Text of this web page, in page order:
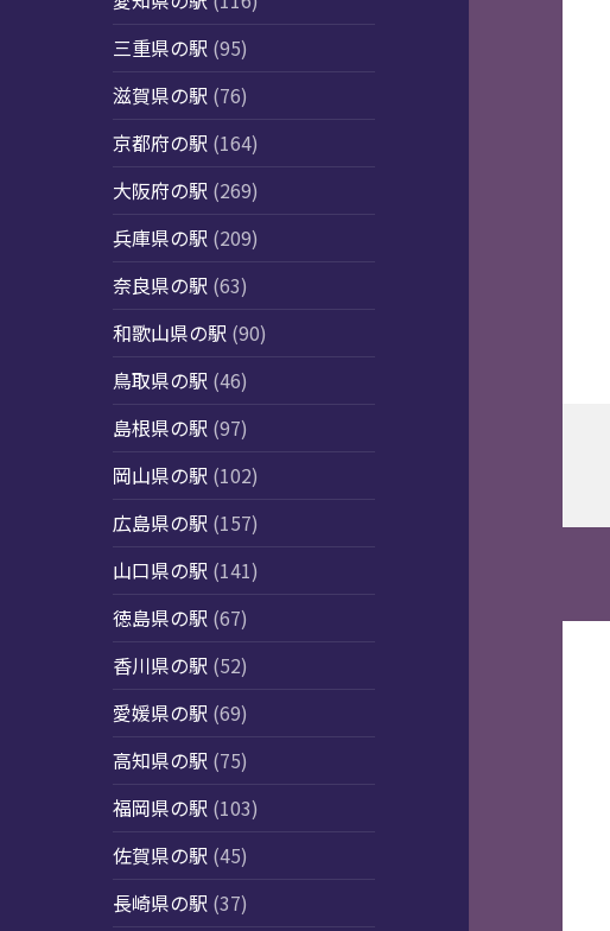
三重県の駅 (95)
滋賀県の駅 (76)
京都府の駅 (164)
大阪府の駅 (269)
兵庫県の駅 (209)
奈良県の駅 (63)
和歌山県の駅 (90)
鳥取県の駅 (46)
島根県の駅 (97)
岡山県の駅 (102)
広島県の駅 (157)
山口県の駅 (141)
徳島県の駅 (67)
香川県の駅 (52)
愛媛県の駅 (69)
高知県の駅 (75)
福岡県の駅 (103)
佐賀県の駅 (45)
長崎県の駅 (37)